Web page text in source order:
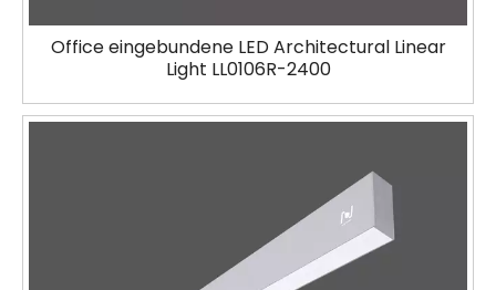
Office eingebundene LED Architectural Linear
Light LL0106R-2400